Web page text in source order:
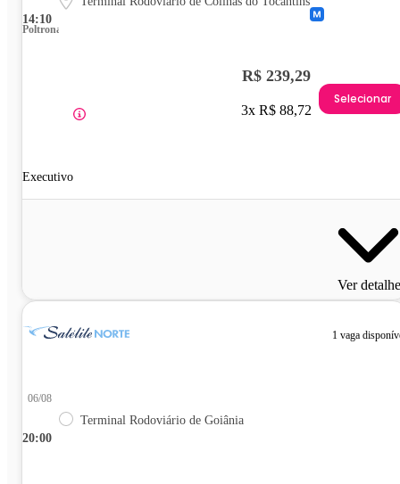
14:10
Poltrona
Executivo
R$ 239,29
3x R$ 88,72
Selecionar
Ver
1 vaga
20:00
06/08
Terminal Rodoviário de Goiânia